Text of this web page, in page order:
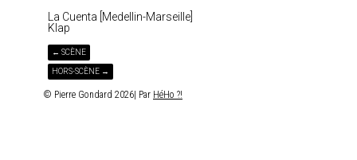
La Cuenta [Medellin-Marseille]
Klap
← SCÈNE
HORS-SCÈNE →
© Pierre Gondard 2026| Par HéHo ?!